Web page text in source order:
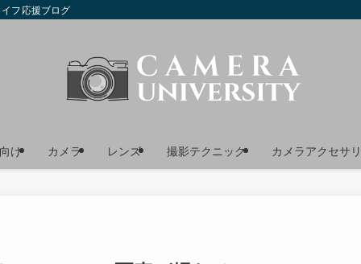
フ応援ブログ
け カメラ レンズ 撮影テクニック カメラアクセサ